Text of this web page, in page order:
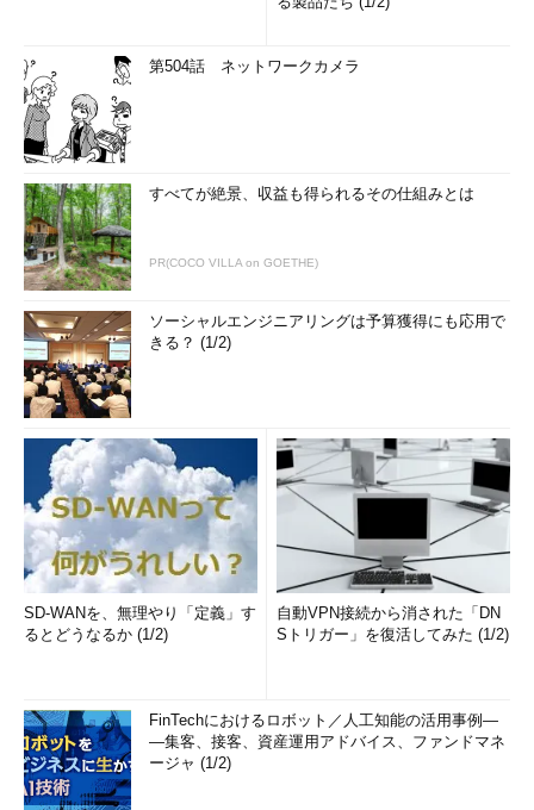
第504話 ネットワークカメラ
すべてが絶景、収益も得られるその仕組みとは
PR(COCO VILLA on GOETHE)
ソーシャルエンジニアリングは予算獲得にも応用で
きる？ (1/2)
SD-WANを、無理やり「定義」す
るとどうなるか (1/2)
自動VPN接続から消された「DN
Sトリガー」を復活してみた (1/2)
FinTechにおけるロボット／人工知能の活用事例―
―集客、接客、資産運用アドバイス、ファンドマネ
ージャ (1/2)